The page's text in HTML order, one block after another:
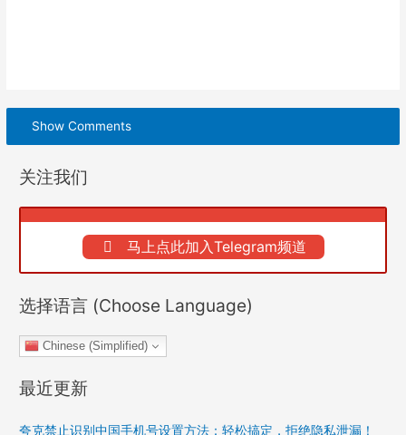
Show Comments
关注我们
马上点此加入Telegram频道
选择语言 (Choose Language)
Chinese (Simplified)
最近更新
夸克禁止识别中国手机号设置方法：轻松搞定，拒绝隐私泄漏！